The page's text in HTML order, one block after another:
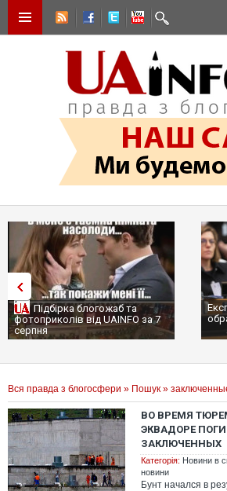
Підбірка блогожаб та
фотоприколів від UAINFO за 7
серпня
Вся правда з блогосфери » Пошук »
ВО ВРЕМЯ
ЭКВАДОРЕ
ЗАКЛЮЧЕННЫХ
Категорія: Новини в
новини
Бунт начался в